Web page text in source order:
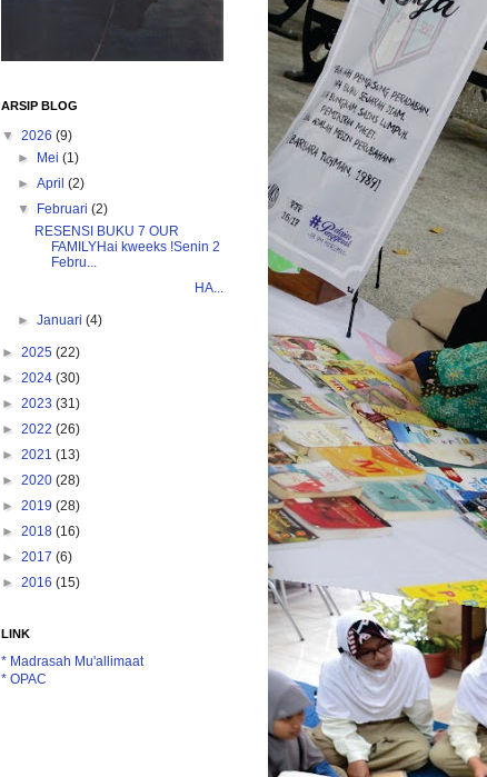
ARSIP BLOG
▼ 2026 (9)
►
Mei(1)
►April(2)
▼
Februari(2)
RESENSI BUKU 7 OUR
FAMILYHai kweeks !Senin 2
Febru...
HA...
►Januari(4)
► 2025 (22)
► 2024 (30)
► 2023 (31)
► 2022 (26)
► 2021 (13)
► 2020 (28)
► 2019 (28)
► 2018 (16)
► 2017 (6)
► 2016 (15)
LINK
* Madrasah Mu'allimaat
* OPAC